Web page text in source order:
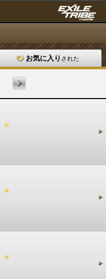
お気に入り された